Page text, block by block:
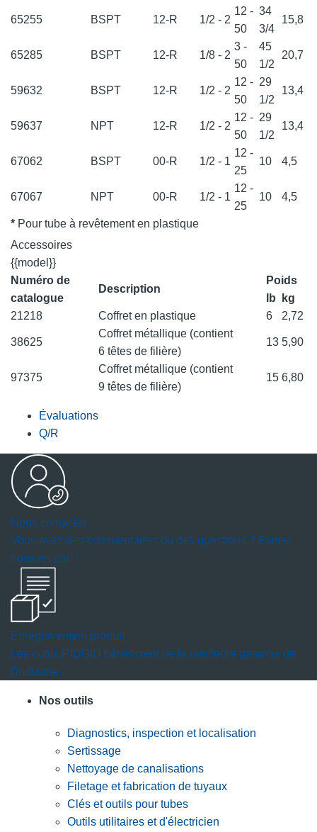
65255 BSPT 12-R 1/2 - 2
12 -
50
34
3/4
15,8
65285 BSPT 12-R 1/8 - 2
3 -
50
45
1/2
20,7
59632 BSPT 12-R 1/2 - 2
12 -
50
29
1/2
13,4
59637 NPT 12-R 1/2 - 2
12 -
50
29
1/2
13,4
67062 BSPT 00-R 1/2 - 1
12 -
25
10 4,5
67067 NPT 00-R 1/2 - 1
12 -
25
10 4,5
* Pour tube à revêtement en plastique
Accessoires
{{model}}
Numéro de
catalogue
Description
Poids
lb
kg
21218
Coffret en plastique 6 2,72
38625
Coffret métallique (contient
6 têtes de filière)
13 5,90
97375
Coffret métallique (contient
9 têtes de filière)
15 6,80
Évaluations
Q/R
Nous contacter
Vous avez des commentaires ou des questions ? Faites-
nous en part !
Enregistrement produit
Les outils RIDGID bénéficient de la meilleure garantie de
l'industrie.
Nos outils
Diagnostics, inspection et localisation
Sertissage
Nettoyage de canalisations
Filetage et fabrication de tuyaux
Clés et outils pour tubes
Outils utilitaires et d'électricien